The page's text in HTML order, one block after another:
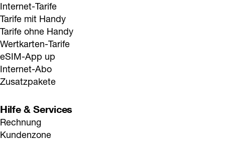
Internet-Tarife
Tarife mit Handy
Tarife ohne Handy
Wertkarten-Tarife
eSIM-App up
Internet-Abo
Zusatzpakete
Hilfe & Services
Rechnung
Kundenzone